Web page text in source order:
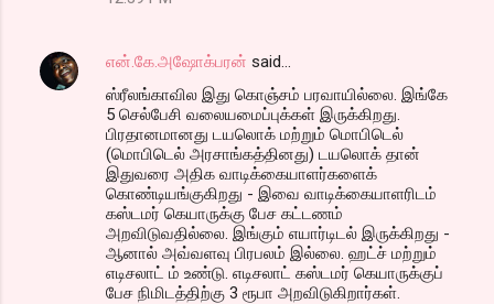
என்.கே.அஷோக்பரன் said…
ஸ்ரீலங்காவில இது கொஞ்சம் பரவாயில்லை. இங்கே
5 செல்பேசி வலையமைப்புக்கள் இருக்கிறது.
பிரதானமானது டயலொக் மற்றும் மொபிடெல்
(மொபிடெல் அரசாங்கத்தினது) டயலொக் தான்
இதுவரை அதிக வாடிக்கையாளர்களைக்
கொண்டியங்குகிறது - இவை வாடிக்கையாளரிடம்
கஸ்டமர் கெயாருக்கு பேச கட்டணம்
அறவிடுவதில்லை. இங்கும் எயார்டிடல் இருக்கிறது -
ஆனால் அவ்வளவு பிரபலம் இல்லை. ஹட்ச் மற்றும்
எடிசலாட் ம் உண்டு. எடிசலாட் கஸ்டமர் கெயாருக்குப்
பேச நிமிடத்திற்கு 3 ரூபா அறவிடுகிறார்கள்.